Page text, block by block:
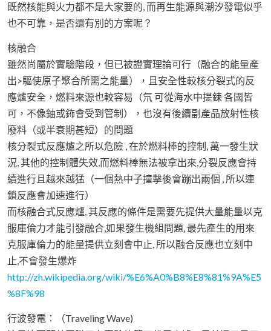
既然核能與火力都不是大家要的, 而再生能源與潮汐發電似乎
也不可靠，是否還有別的方案呢？
核融合
雖然尚屬於實驗階段，但已被證實理論可行（融合的能量產
出>驅使原子聚合所需之能量），且安全性較核分裂式的反
應爐安全，燃料來源也較容易（氘 可從海水中提鍊 各國皆
可，不像鈾或鈽會受到管制），也沒有後續副產品放射性核
廢料（或半衰期甚短）的問題
核分裂式反應爐之所以危險 , 在於燃料棒的控制, 萬一發生狀
況, 其他的控制體失效,而燃料棒無法被拿出來,分裂反應會持
續進行且越來越猛（一個熱中子撞擊後會蹦出兩個 , 所以連
鎖反應會加速進行）
而核融合式反應爐, 其反應的條件是需要先提供大量能量以克
服庫倫力才能引發融合,如果發生機組問題, 最先產生的用來
克服庫倫力的能量提供立刻會中止, 所以融合反應也立刻中
止,不會發生爆炸
http://zh.wikipedia.org/wiki/%E6%A0%B8%E8%81%9A%E5
%8F%98
行波發電：（Traveling Wave)